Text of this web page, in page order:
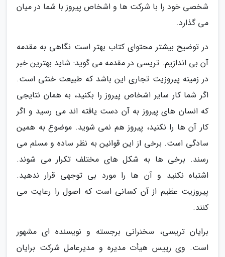
شخصی خود را با شرکت ها و اشخاص پیروز با شما در میان
می گذارد.
در توضیح بیشتر محتوای کتاب بهتر است نگاهی به مقدمه
آن بی اندازیم. تریسی در مقدمه می گوید: شاید بهترین خبر
در زمینه پیروزیت تجاری این باشد که طبیعت خنثی است.
اگر شما کار سایر اشخاص پیروز را بکنید، به همان نتایجی
که انسان های پیروز به آن دست یافته اند می رسید و اگر
کار آن ها را نکنید، پیروز هم نمی شوید. موضوع به همین
سادگی است. برخی از این قوانین به نظر ساده و مسلم می
رسند. برخی ها به شکل های مختلف تکرار می شوند.
اشتباه نکنید و آن ها را مورد بی توجهی قرار ندهید.
پیروزیت عظیم از آن کسانی است که اصول را رعایت می
کنند.
برایان تریسی، سخنرانی برجسته و نویسنده ای مشهور
است. وی رییس هیأت مدیره و مدیرعامل شرکت برایان